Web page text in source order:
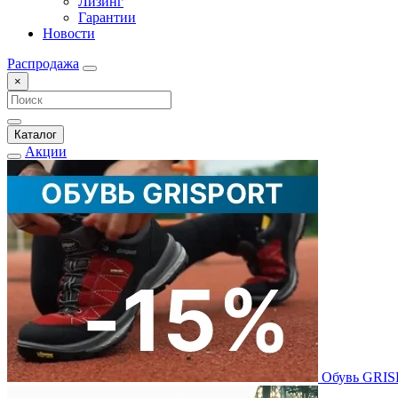
Гарантии
Новости
Распродажа
×
Каталог
Акции
Обувь